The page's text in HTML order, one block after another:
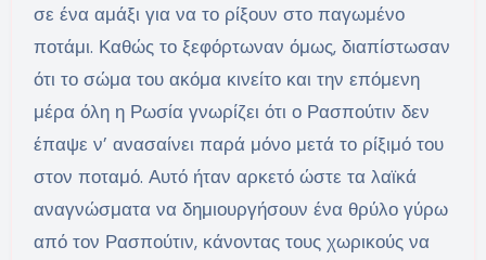
σε ένα αμάξι για να το ρίξουν στο παγωμένο
ποτάμι. Καθώς το ξεφόρτωναν όμως, διαπίστωσαν
ότι το σώμα του ακόμα κινείτο και την επόμενη
μέρα όλη η Ρωσία γνωρίζει ότι ο Ρασπούτιν δεν
έπαψε ν’ ανασαίνει παρά μόνο μετά το ρίξιμό του
στον ποταμό. Αυτό ήταν αρκετό ώστε τα λαϊκά
αναγνώσματα να δημιουργήσουν ένα θρύλο γύρω
από τον Ρασπούτιν, κάνοντας τους χωρικούς να